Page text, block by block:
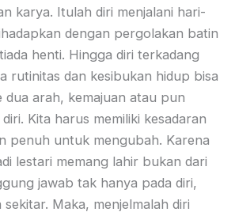
karya. Itulah diri menjalani hari-
dengan pergolakan batin
henti. Hingga diri terkadang
rutinitas dan kesibukan hidup bisa
dua arah, kemajuan atau pun
Kita harus memiliki kesadaran
penuh untuk mengubah. Karena
lestari memang lahir bukan dari
jawab tak hanya pada diri,
Maka, menjelmalah diri